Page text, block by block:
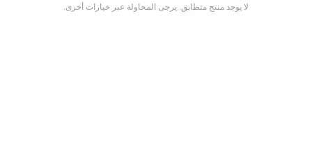
لا يوجد منتج متطابق. يرجى المحاولة عبر خيارات أخرى.